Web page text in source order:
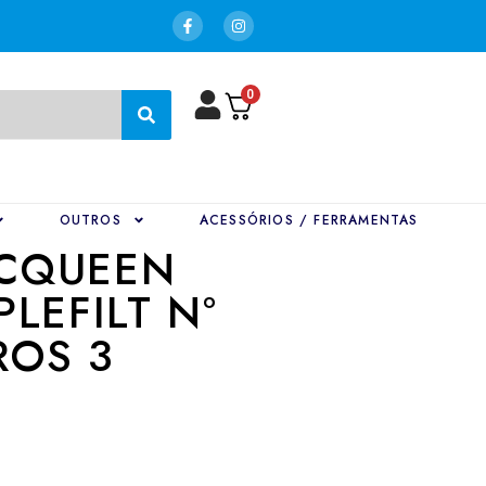
0
OUTROS ACESSÓRIOS / FERRAMENTAS
Nº
3